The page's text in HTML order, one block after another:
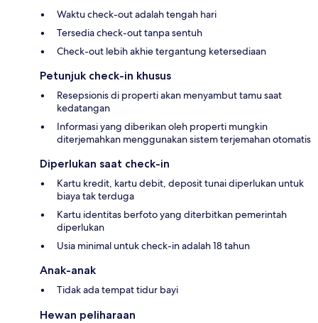
Waktu check-out adalah tengah hari
Tersedia check-out tanpa sentuh
Check-out lebih akhie tergantung ketersediaan
Petunjuk check-in khusus
Resepsionis di properti akan menyambut tamu saat
kedatangan
Informasi yang diberikan oleh properti mungkin
diterjemahkan menggunakan sistem terjemahan otomatis
Diperlukan saat check-in
Kartu kredit, kartu debit, deposit tunai diperlukan untuk
biaya tak terduga
Kartu identitas berfoto yang diterbitkan pemerintah
diperlukan
Usia minimal untuk check-in adalah 18 tahun
Anak-anak
Tidak ada tempat tidur bayi
Hewan peliharaan